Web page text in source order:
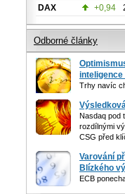
DAX
+0,94
Odborné články
inteligence
Trhy navíc
Nasdaq pod
rozdílnými
CSG před
Varování
Blízkého
ECB